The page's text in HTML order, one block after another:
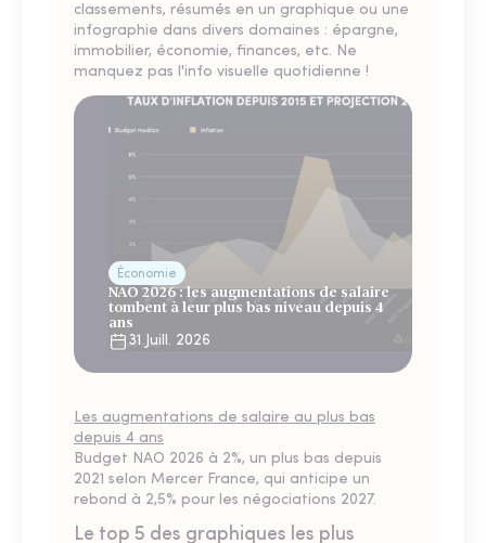
classements, résumés en un graphique ou une
infographie dans divers domaines : épargne,
immobilier, économie, finances, etc. Ne
manquez pas l'info visuelle quotidienne !
Économie
NAO 2026 : les augmentations de salaire
tombent à leur plus bas niveau depuis 4
ans
31 Juill. 2026
Les augmentations de salaire au plus bas
depuis 4 ans
Budget NAO 2026 à 2%, un plus bas depuis
2021 selon Mercer France, qui anticipe un
rebond à 2,5% pour les négociations 2027.
Le top 5 des graphiques les plus